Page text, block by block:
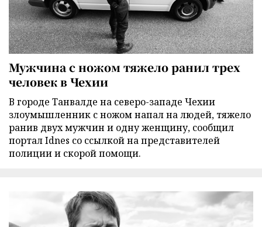
Мужчина с ножом тяжело ранил трех
человек в Чехии
В городе Танвалде на северо-западе Чехии
злоумышленник с ножом напал на людей, тяжело
ранив двух мужчин и одну женщину, сообщил
портал Idnes со ссылкой на представителей
полиции и скорой помощи.